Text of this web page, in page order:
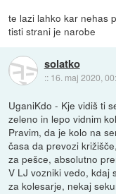
te lazi lahko kar nehas
tisti strani je narobe
solatko
:: 16. maj 2020,
UganiKdo - Kje vidiš ti
zeleno in lepo vidnim
Pravim, da je kolo na
časa da prevozi
za pešce, absolutno
V LJ vozniki vedo, kdaj
za kolesarje, nekaj